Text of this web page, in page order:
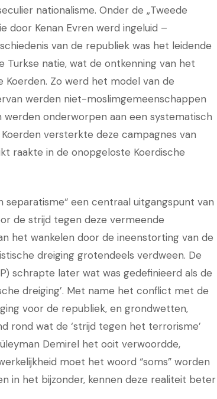
nationalisme. Onder de „Tweede
door Kenan Evren werd ingeluid –
van de republiek was het leidende
natie, wat de ontkenning van het
Zo werd het model van de
werden niet-moslimgemeenschappen
onderworpen aan een systematisch
versterkte deze campagnes van
raakte in de onopgeloste Koerdische
een centraal uitgangspunt van
de strijd tegen deze vermeende
het wankelen door de ineenstorting van de
dreiging grotendeels verdween. De
schrapte later wat was gedefinieerd als de
dreiging’. Met name het conflict met de
voor de republiek, en grondwetten,
rond wat de ‘strijd tegen het terrorisme’
Demirel het ooit verwoordde,
moet het woord “soms” worden
in het bijzonder, kennen deze realiteit beter